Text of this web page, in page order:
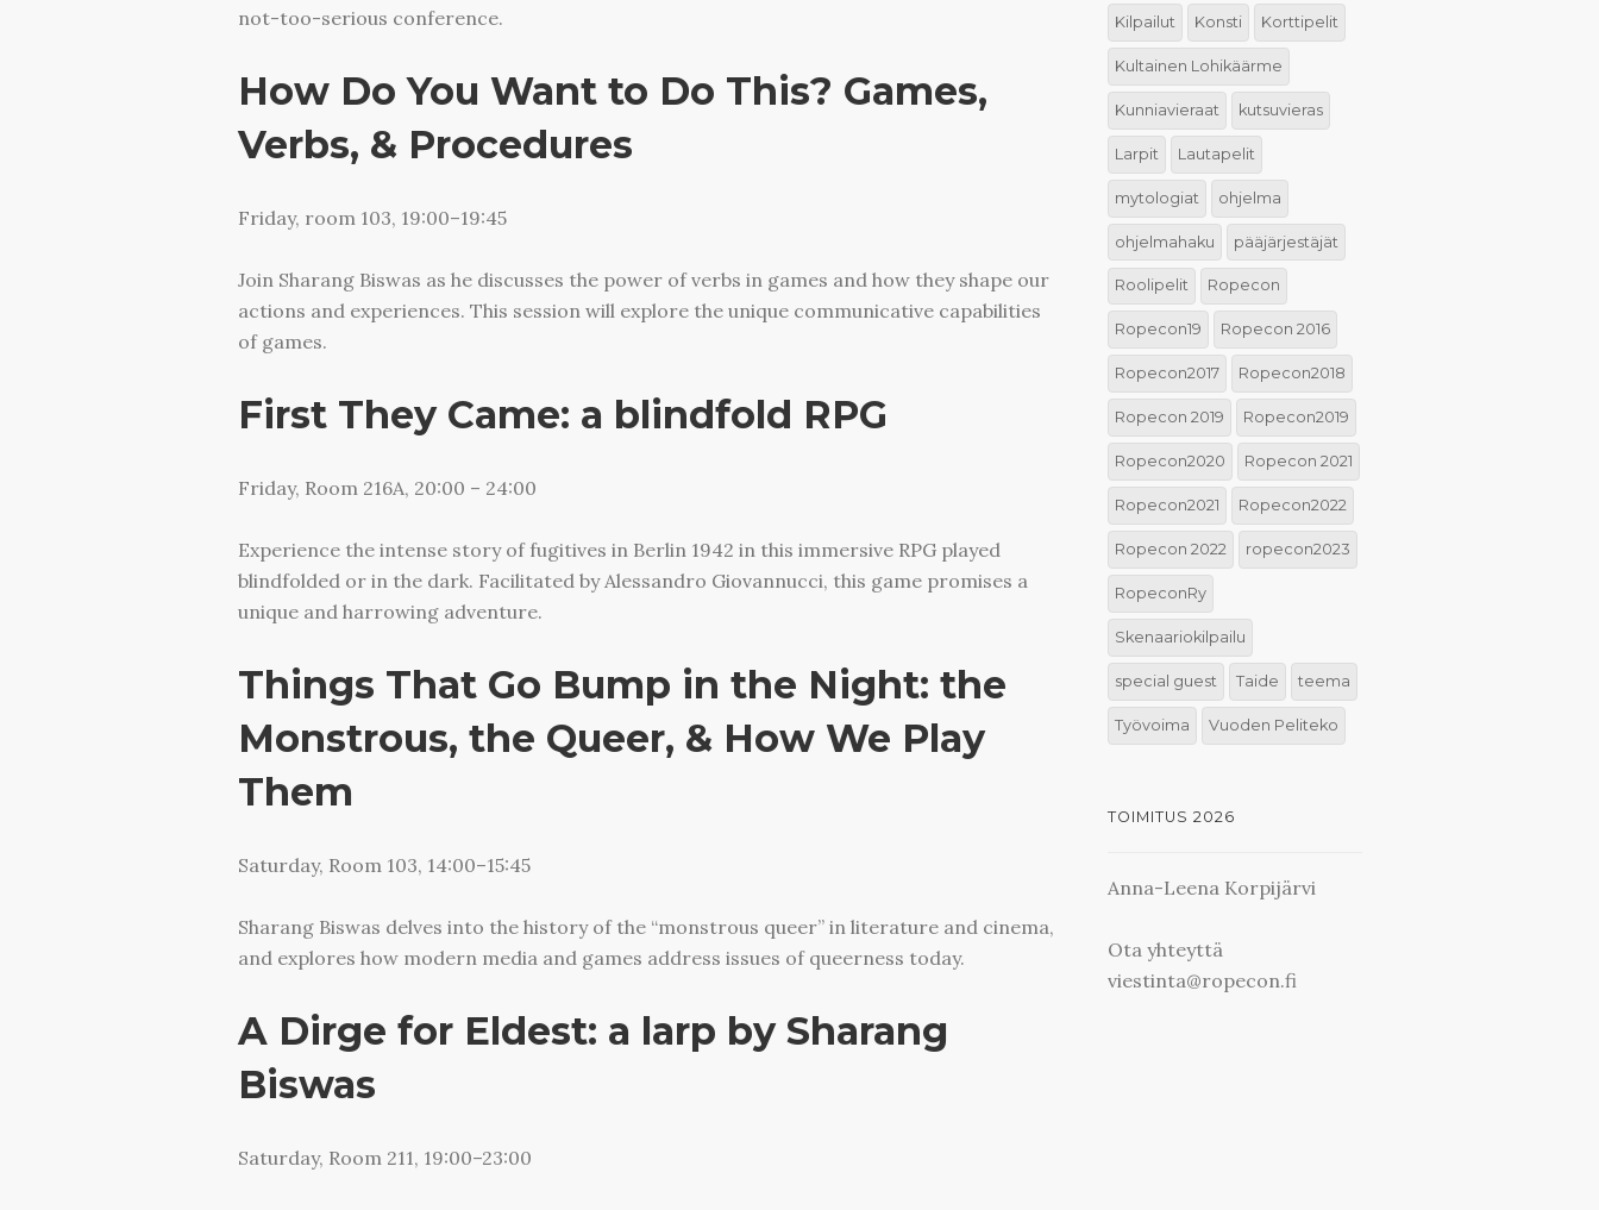
not-too-serious conference.
How Do You Want to Do This? Games,
Verbs, & Procedures
Friday, room 103, 19:00–19:45
Join Sharang Biswas as he discusses the power of verbs in games and how they shape our
actions and experiences. This session will explore the unique communicative capabilities
of games.
First They Came: a blindfold RPG
Friday, Room 216A, 20:00 – 24:00
Experience the intense story of fugitives in Berlin 1942 in this immersive RPG played
blindfolded or in the dark. Facilitated by Alessandro Giovannucci, this game promises a
unique and harrowing adventure.
Things That Go Bump in the Night: the
Monstrous, the Queer, & How We Play
Them
Saturday, Room 103, 14:00–15:45
Sharang Biswas delves into the history of the “monstrous queer” in literature and cinema,
and explores how modern media and games address issues of queerness today.
A Dirge for Eldest: a larp by Sharang
Biswas
Saturday, Room 211, 19:00–23:00
Kilpailut Konsti Korttipelit
Kultainen Lohikäärme
Kunniavieraat kutsuvieras
Larpit Lautapelit
mytologiat ohjelma
ohjelmahaku pääjärjestäjät
Roolipelit Ropecon
Ropecon19 Ropecon 2016
Ropecon2017 Ropecon2018
Ropecon 2019 Ropecon2019
Ropecon2020 Ropecon 2021
Ropecon2021 Ropecon2022
Ropecon 2022 ropecon2023
RopeconRy
Skenaariokilpailu
special guest Taide teema
Työvoima Vuoden Peliteko
TOIMITUS 2026
Anna-Leena Korpijärvi
Ota yhteyttä
viestinta@ropecon.fi